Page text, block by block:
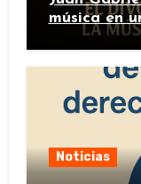
música en
Noticias